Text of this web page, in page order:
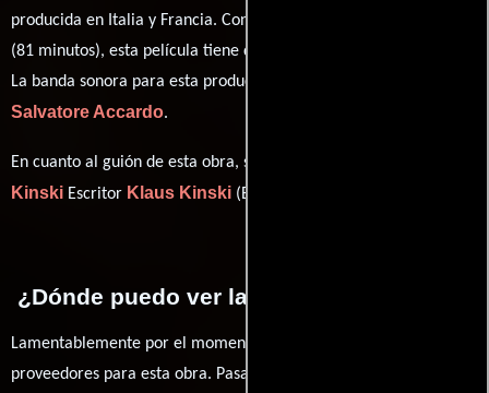
producida en Italia y Francia. Con una duración de 01 hr 21 min
(81 minutos), esta película tiene diálogos originales en
La banda sonora para esta producción ha sido compuesta por
Salvatore Accardo.
En cuanto al guión de esta obra, se encuentra a cargo de
Kinski Escritor Klaus Kinski (Escritor).
¿Dónde puedo ver la películas Paganini?
Lamentablemente por el momento no contamos con enlaces a
proveedores para esta obra. Pasa por nuestro catálogo de